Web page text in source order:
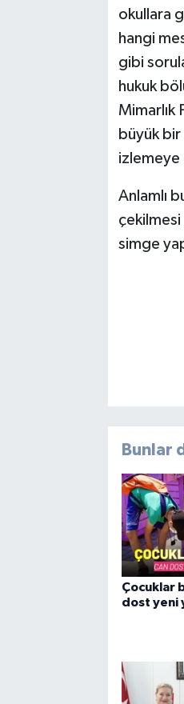
okullara
hangi
gibi
hukuk
Mimarlık
büyük bir
izlemeye
Anlamlı
çekilmesi
simge
Bunlar
Çocuklar
dost yeni